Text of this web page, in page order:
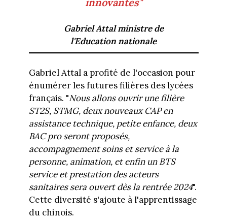
Gabriel Attal ministre de
l'Education nationale
Gabriel Attal a profité de l'occasion pour
énumérer les futures filières des lycées
français. "Nous allons ouvrir une filière
ST2S, STMG, deux nouveaux CAP en
assistance technique, petite enfance, deux
BAC pro seront proposés,
accompagnement soins et service à la
personne, animation, et enfin un BTS
service et prestation des acteurs
sanitaires sera ouvert dès la rentrée 2024".
Cette diversité s'ajoute à l'apprentissage
du chinois.